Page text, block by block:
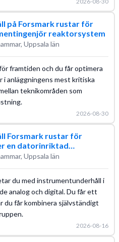
på Forsmark rustar för
reaktorsystem
Uppsala län
framtiden och du får optimera
anläggningens mest kritiska
teknikområden som
2026-08-30
Forsmark rustar för
en datorinriktad
Uppsala län
du med instrumentunderhåll i
analog och digital. Du får ett
du får kombinera självständigt
2026-08-16